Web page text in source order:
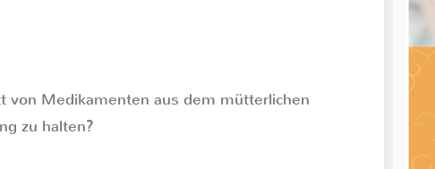
von Medikamenten aus dem mütterlichen
zu halten?